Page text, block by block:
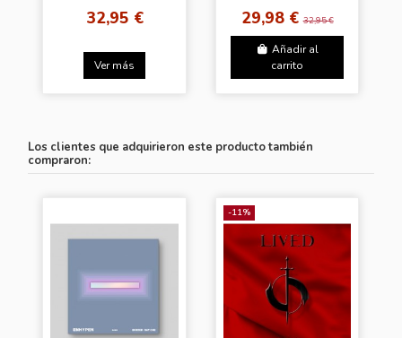
32,95 €
Ver más
29,98 €32,95 €
Añadir al
carrito
Los clientes que adquirieron este producto también
compraron:
-11%